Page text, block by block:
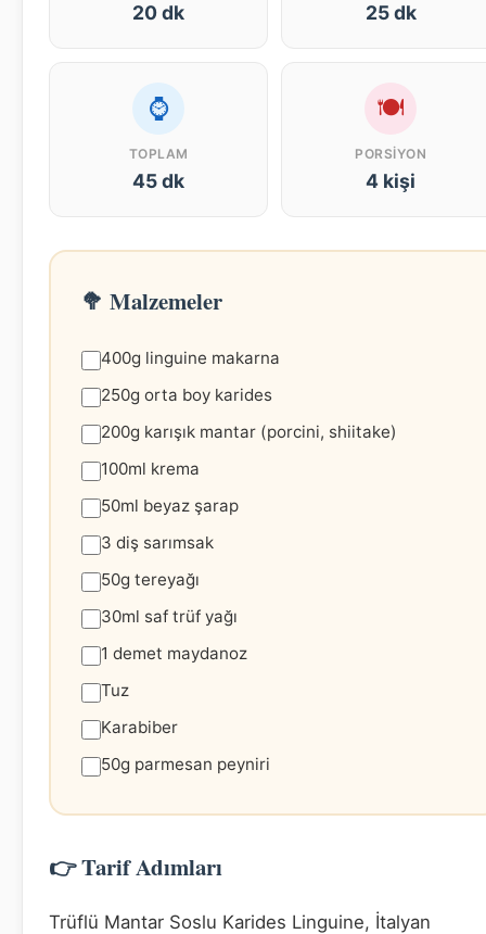
20 dk 25 dk
⌚
TOPLAM
45 dk
🍽
PORSIYON
4 kişi
🥦 Malzemeler
400g linguine makarna
250g orta boy karides
200g karışık mantar (porcini, shiitake)
100ml krema
50ml beyaz şarap
3 diş sarımsak
50g tereyağı
30ml saf trüf yağı
1 demet maydanoz
Tuz
Karabiber
50g parmesan peyniri
👉 Tarif Adımları
Trüflü Mantar Soslu Karides Linguine, İtalyan